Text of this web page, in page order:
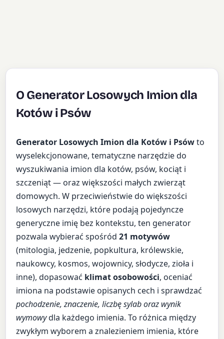
O Generator Losowych Imion dla
Kotów i Psów
Generator Losowych Imion dla Kotów i Psówto
wyselekcjonowane, tematyczne narzędzie do
wyszukiwania imion dla kotów, psów, kociąt i
szczeniąt — oraz większości małych zwierząt
domowych. W przeciwieństwie do większości
losowych narzędzi, które podają pojedyncze
generyczne imię bez kontekstu, ten generator
pozwala wybierać spośród21 motywów
(mitologia, jedzenie, popkultura, królewskie,
naukowcy, kosmos, wojownicy, słodycze, zioła i
inne), dopasować klimat osobowości, oceniać
imiona na podstawie opisanych cech i sprawdzać
pochodzenie, znaczenie, liczbę sylab oraz wynik
wymowydla każdego imienia. To różnica między
zwykłym wyborem a znalezieniem imienia, które